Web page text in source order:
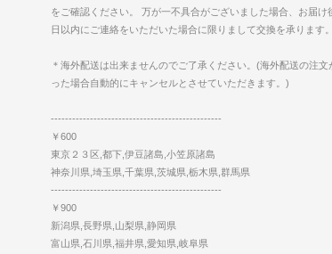
をご確認ください。 万が一不具合がございました場合、お届け
日以内にご連絡をいただいた場合に限りまして交換を承ります。
＊海外配送は出来ませんのでご了承ください。(海外配送の注文
った場合自動的にキャンセルとさせていただきます。)
------------------------------------------------
￥600
東京２３区,都下,伊豆諸島,小笠原諸島
神奈川県,埼玉県,千葉県,茨城県,栃木県,群馬県
------------------------------------------------
￥900
新潟県,長野県,山梨県,静岡県
富山県,石川県,福井県,愛知県,岐阜県